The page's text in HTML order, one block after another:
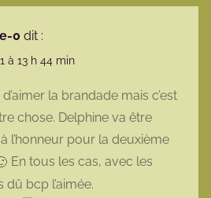
0 dit :
à 13 h 44 min
la brandade mais c’est
chose. Delphine va être
l’honneur pour la deuxième
En tous les cas, avec les
bcp l’aimée.